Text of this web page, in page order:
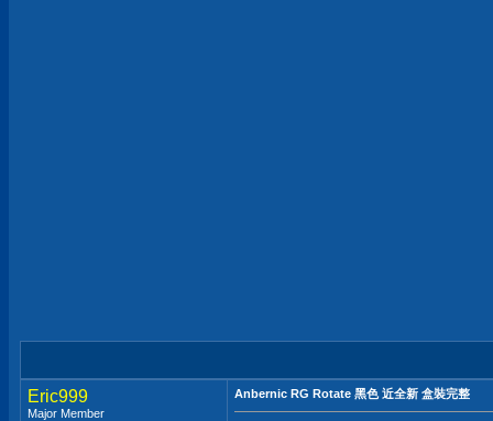
Eric999
Major Member
Anbernic RG Rotate 黑色 近全新 盒裝完整